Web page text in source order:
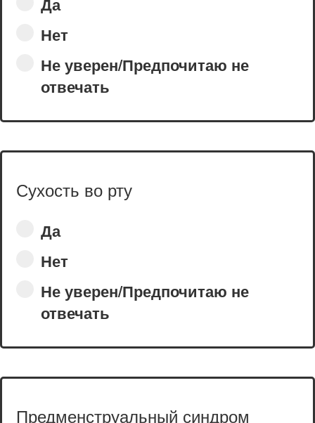
Нет
Не уверен/Предпочитаю не
отвечать
Сухость во рту
Да
Нет
Не уверен/Предпочитаю не
отвечать
Предменструальный синдром